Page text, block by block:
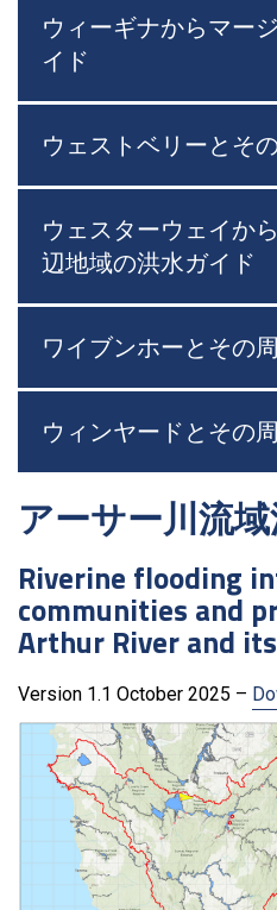
ウィーギナからマー
イド
ウェストベリーとそ
ウェスターウェイか
辺地域の洪水ガイド
ワイブンホーとその
ウィンヤードとその
アーサー川流
Riverine flooding
communities and
Arthur River and
Version 1.1 October 2025 –